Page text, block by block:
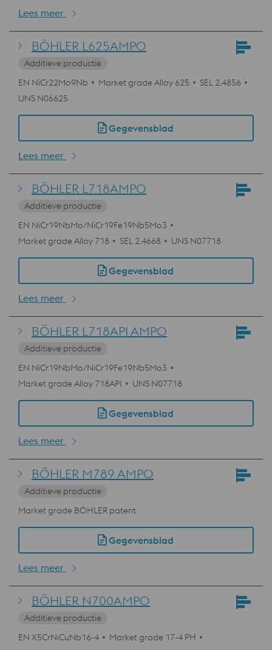
Lees meer
BÖHLER L625AMPO
Additieve productie
EN NiCr22Mo9Nb
Market grade Alloy 625
SEL 2.4856
UNS N06625
Gegevensblad
Lees meer
BÖHLER L718AMPO
Additieve productie
EN NiCr19NbMo/NiCr19Fe19Nb5Mo3
Market grade Alloy 718
SEL 2.4668 UNS N07718
Gegevensblad
Lees meer
BÖHLER L718API AMPO
Additieve productie
EN NiCr19NbMo/NiCr19Fe19Nb5Mo3
Market grade Alloy 718API
UNS N07718
Gegevensblad
Lees meer
BÖHLER M789 AMPO
Additieve productie
Market grade BÖHLER patent
Gegevensblad
Lees meer
BÖHLER N700AMPO
Additieve productie
EN X5CrNiCuNb16-4
Market grade 17-4 PH